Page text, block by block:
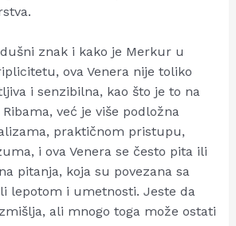
znak i kako je Merkur u
ova Venera nije toliko
i senzibilna, kao što je to na
već je više podložna
praktičnom pristupu,
i ova Venera se često pita ili
pitanja, koja su povezana sa
lepotom i umetnosti. Jeste da
ali mnogo toga može ostati